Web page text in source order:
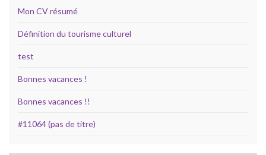
Mon CV résumé
Définition du tourisme culturel
test
Bonnes vacances !
Bonnes vacances !!
#11064 (pas de titre)